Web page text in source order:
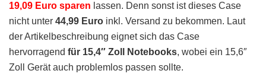
19,09 Euro sparen lassen. Denn sonst ist dieses Case
nicht unter 44,99 Euro inkl. Versand zu bekommen. Laut
der Artikelbeschreibung eignet sich das Case
hervorragend für 15,4″ Zoll Notebooks, wobei ein 15,6″
Zoll Gerät auch problemlos passen sollte.